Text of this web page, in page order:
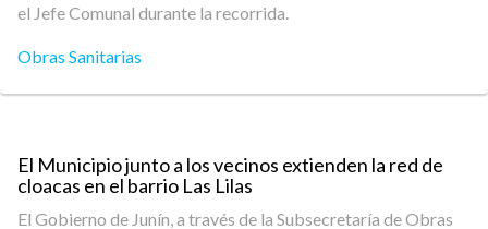
el Jefe Comunal durante la recorrida.
Obras Sanitarias
El Municipio junto a los vecinos extienden la red de
cloacas en el barrio Las Lilas
El Gobierno de Junín, a través de la Subsecretaría de Obras